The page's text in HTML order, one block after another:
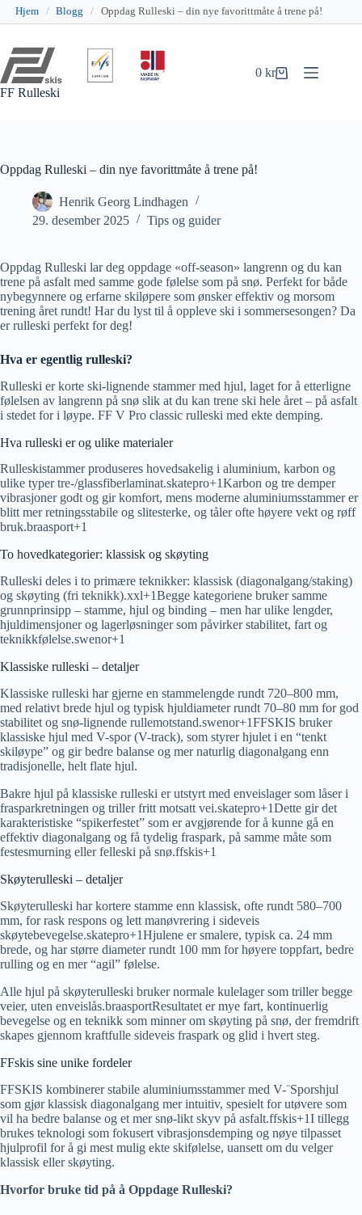
Hjem / Blogg / Oppdag Rulleski – din nye favorittmåte å trene på!
innholdet
FF Rulleski
Handlekurv
0kr
Oppdag Rulleski – din nye favorittmåte å trene på!
Henrik Georg Lindhagen
29. desember 2025
Tips og guider
Oppdag Rulleski lar deg oppdage «off-season» langrenn og du kan
trene på asfalt med samme gode følelse som på snø. Perfekt for både
nybegynnere og erfarne skiløpere som ønsker effektiv og morsom
trening året rundt! Har du lyst til å oppleve ski i sommersesongen? Da
er rulleski perfekt for deg!
Hva er egentlig rulleski?
Rulleski er korte ski-lignende stammer med hjul, laget for å etterligne
følelsen av langrenn på snø slik at du kan trene ski hele året – på asfalt
i stedet for i løype. FF V Pro classic rulleski med ekte demping.
Hva rulleski er og ulike materialer
Rulleskistammer produseres hovedsakelig i aluminium, karbon og
ulike typer tre-/glassfiberlaminat.skatepro+1​Karbon og tre demper
vibrasjoner godt og gir komfort, mens moderne aluminiumsstammer er
blitt mer retningsstabile og slitesterke, og tåler ofte høyere vekt og røff
bruk.braasport+1​
To hovedkategorier: klassisk og skøyting
Rulleski deles i to primære teknikker: klassisk (diagonalgang/staking)
og skøyting (fri teknikk).xxl+1​Begge kategoriene bruker samme
grunnprinsipp – stamme, hjul og binding – men har ulike lengder,
hjuldimensjoner og lagerløsninger som påvirker stabilitet, fart og
teknikkfølelse.swenor+1​
Klassiske rulleski – detaljer
Klassiske rulleski har gjerne en stammelengde rundt 720–800 mm,
med relativt brede hjul og typisk hjuldiameter rundt 70–80 mm for god
stabilitet og snø-lignende rullemotstand.swenor+1​FFSKIS bruker
klassiske hjul med V-spor (V-track), som styrer hjulet i en “tenkt
skiløype” og gir bedre balanse og mer naturlig diagonalgang enn
tradisjonelle, helt flate hjul.
Bakre hjul på klassiske rulleski er utstyrt med enveislager som låser i
frasparkretningen og triller fritt motsatt vei.skatepro+1​Dette gir det
karakteristiske “spikerfestet” som er avgjørende for å kunne gå en
effektiv diagonalgang og få tydelig fraspark, på samme måte som
festesmurning eller felleski på snø.ffskis+1​
Skøyterulleski – detaljer
Skøyterulleski har kortere stamme enn klassisk, ofte rundt 580–700
mm, for rask respons og lett manøvrering i sideveis
skøytebevegelse.skatepro+1​Hjulene er smalere, typisk ca. 24 mm
brede, og har større diameter rundt 100 mm for høyere toppfart, bedre
rulling og en mer “agil” følelse.
Alle hjul på skøyterulleski bruker normale kulelager som triller begge
veier, uten enveislås.braasport​Resultatet er mye fart, kontinuerlig
bevegelse og en teknikk som minner om skøyting på snø, der fremdrift
skapes gjennom kraftfulle sideveis fraspark og glid i hvert steg.
FFskis sine unike fordeler
FFSKIS kombinerer stabile aluminiumsstammer med V-¨Sporshjul
som gjør klassisk diagonalgang mer intuitiv, spesielt for utøvere som
vil ha bedre balanse og et mer snø-likt skyv på asfalt.ffskis+1​I tillegg
brukes teknologi som fokusert vibrasjonsdemping og nøye tilpasset
hjulprofil for å gi mest mulig ekte skifølelse, uansett om du velger
klassisk eller skøyting.
Hvorfor bruke tid på å Oppdage Rulleski?